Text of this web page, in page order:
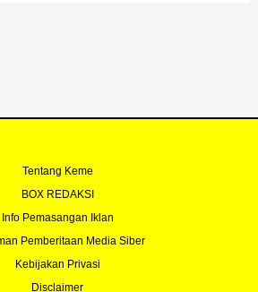
Tentang Keme
BOX REDAKSI
Info Pemasangan Iklan
Pemberitaan Media Siber
Kebijakan Privasi
Disclaimer